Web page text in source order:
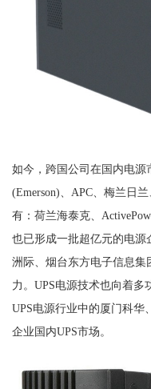
如今，跨国公司在国内电源
(Emerson)、APC、梅兰日
有：荷兰海泰克、
也已形成一批超亿元的电源
洲际、烟台东方电子信息
力。UPS电源技术也向着多
UPS电源行业中的厦门科
企业国内UPS市场。